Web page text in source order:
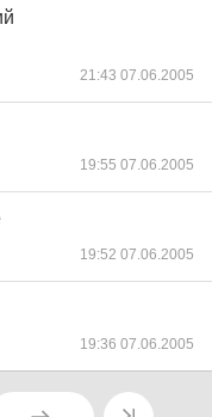
21:43 07.06.2005
19:55 07.06.2005
19:52 07.06.2005
19:36 07.06.2005